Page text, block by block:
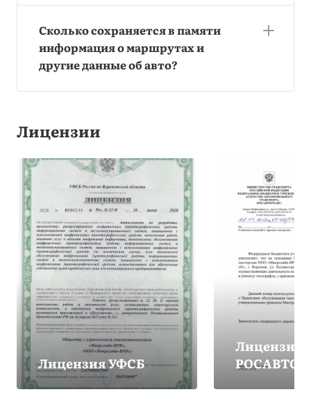
Сколько сохраняется в памяти
информация о маршрутах и
другие данные об авто?
Лицензии
Лицензия УФСБ
Лицензия